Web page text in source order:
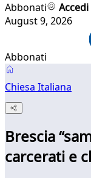
Abbonati
Accedi
August 9, 2026
Abbonati
Chiesa Italiana
Brescia
carcerati e